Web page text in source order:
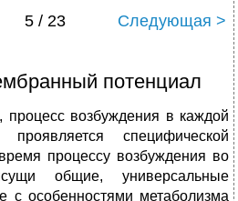
5 / 23 Следующая >
потенциал
процесс возбуждения в каждой
проявляется специфической
процессу возбуждения во
общие, универсальные
с особенностями метаболизма